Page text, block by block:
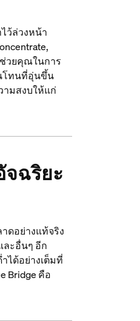
ว้ล่วงหน้า
ช่วยคุณในการ
โทนที่อุ่นขึ้น
ามสงบให้แก่
ฉริยะ
ดอย่างแท้จริง
ละอื่นๆ อีก
ได้อย่างเต็มที่
Bridge คือ